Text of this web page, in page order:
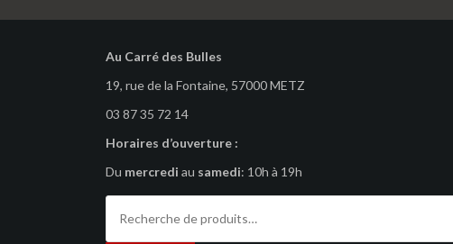
Au Carré des Bulles
19, rue de la Fontaine, 57000 METZ
03 87 35 72 14
Horaires d’ouverture :
Du mercredi au samedi: 10h à 19h
pour :